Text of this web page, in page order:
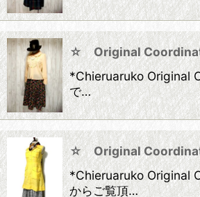
☆ Original
*Chieruaruko Original
で…
☆ Original
*Chieruaruko Original
からご覧頂…